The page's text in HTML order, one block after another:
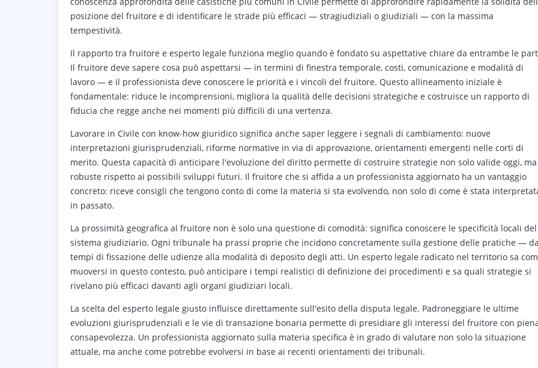
posizione del fruitore e di identificare le strade più efficaci — stragiudiziali o giudiziali — con la massima
tempestività.
Il rapporto tra fruitore e esperto legale funziona meglio quando è fondato su aspettative chiare da entrambe le
Il fruitore deve sapere cosa può aspettarsi — in termini di finestra temporale, costi, comunicazione e modalità di
lavoro — e il professionista deve conoscere le priorità e i vincoli del fruitore. Questo allineamento iniziale è
fondamentale: riduce le incomprensioni, migliora la qualità delle decisioni strategiche e costruisce un rapporto di
fiducia che regge anche nei momenti più difficili di una vertenza.
Lavorare in Civile con know-how giuridico significa anche saper leggere i segnali di cambiamento: nuove
interpretazioni giurisprudenziali, riforme normative in via di approvazione, orientamenti emergenti nelle corti di
merito. Questa capacità di anticipare l'evoluzione del diritto permette di costruire strategie non solo valide oggi, ma
robuste rispetto ai possibili sviluppi futuri. Il fruitore che si affida a un professionista aggiornato ha un vantaggio
concreto: riceve consigli che tengono conto di come la materia si sta evolvendo, non solo di come è stata
in passato.
La prossimità geografica al fruitore non è solo una questione di comodità: significa conoscere le specificità locali del
sistema giudiziario. Ogni tribunale ha prassi proprie che incidono concretamente sulla gestione delle pratiche —
tempi di fissazione delle udienze alla modalità di deposito degli atti. Un esperto legale radicato nel territorio sa
muoversi in questo contesto, può anticipare i tempi realistici di definizione dei procedimenti e sa quali strategie si
rivelano più efficaci davanti agli organi giudiziari locali.
La scelta del esperto legale giusto influisce direttamente sull'esito della disputa legale. Padroneggiare le ultime
evoluzioni giurisprudenziali e le vie di transazione bonaria permette di presidiare gli interessi del fruitore con
consapevolezza. Un professionista aggiornato sulla materia specifica è in grado di valutare non solo la situazione
attuale, ma anche come potrebbe evolversi in base ai recenti orientamenti dei tribunali.